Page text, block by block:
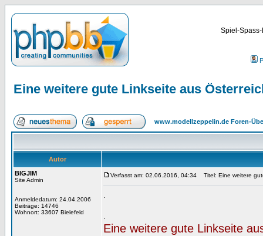
Spiel-
Eine weitere gute Linkseite aus
www.modellzeppelin.de Foren-
Autor
BIGJIM
Site Admin
Anmeldedatum: 24.04.2006
Beiträge: 14746
Wohnort: 33607 Bielefeld
Verfasst am: 02.06.2016, 04:34 Titel: Eine weitere
.
.
Eine weitere gute Linkseite